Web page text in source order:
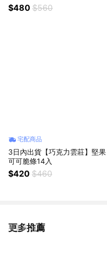
$480 $560
宅配商品
3日內出貨【巧克力雲莊】堅果
可可脆條14入
$420 $460
更多推薦
看更多